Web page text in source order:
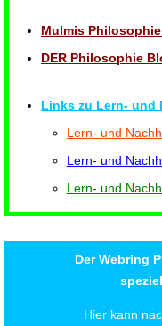
Mulmis
DER Philosophie
Links zu Lern- und
Lern- und
Lern- und
Lern- und
Der Webring
Hier kann